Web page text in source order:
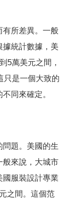
有所差異。一般
據統計數據，美
5萬美元之間，
只是一個大致的
同來確定。
問題。美國的生
般來說，大城市
國服裝設計專業
之間。這個范